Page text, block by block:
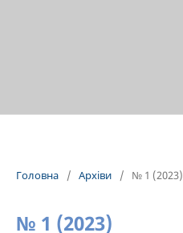
Головна / Архіви / № 1 (2023)
№ 1 (2023)